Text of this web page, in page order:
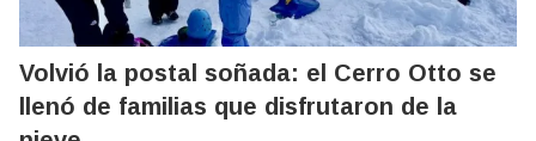
Volvió la postal soñada: el Cerro Otto se
llenó de familias que disfrutaron de la